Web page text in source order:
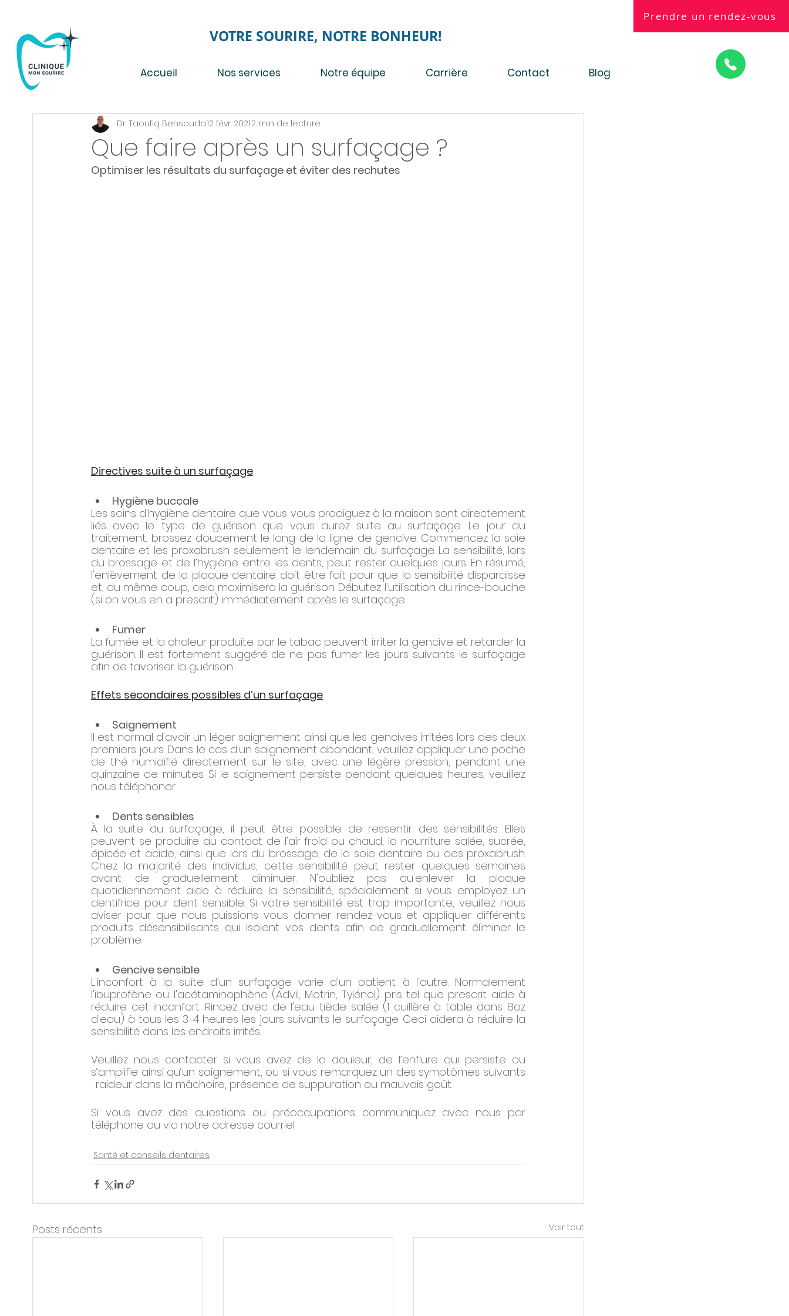
Prendre un rendez-vous
VOTRE SOURIRE, NOTRE BONHEUR!
Accueil Nos services Notre équipe Carrière Contact Blog
Que faire après un surfaçage ?
Dr. Taoufiq Bensouda12 févr. 20212 min de lecture
Optimiser les résultats du surfaçage et éviter des rechutes
Directives suite à un surfaçage
Hygiène buccale
Les soins d'hygiène dentaire que vous vous prodiguez à la maison sont directement
liés avec le type de guérison que vous aurez suite au surfaçage. Le jour du
traitement, brossez doucement le long de la ligne de gencive. Commencez la soie
dentaire et les proxabrush seulement le lendemain du surfaçage. La sensibilité, lors
du brossage et de l’hygiène entre les dents, peut rester quelques jours. En résumé,
l'enlèvement de la plaque dentaire doit être fait pour que la sensibilité disparaisse
et, du même coup, cela maximisera la guérison. Débutez l'utilisation du rince-bouche
(si on vous en a prescrit) immédiatement après le surfaçage.
Fumer
La fumée et la chaleur produite par le tabac peuvent irriter la gencive et retarder la
guérison. Il est fortement suggéré de ne pas fumer les jours suivants le surfaçage
afin de favoriser la guérison.
Effets secondaires possibles d’un surfaçage
Saignement
Il est normal d'avoir un léger saignement ainsi que les gencives irritées lors des deux
premiers jours. Dans le cas d'un saignement abondant, veuillez appliquer une poche
de thé humidifié directement sur le site, avec une légère pression, pendant une
quinzaine de minutes. Si le saignement persiste pendant quelques heures, veuillez
nous téléphoner.
Dents sensibles
À la suite du surfaçage, il peut être possible de ressentir des sensibilités. Elles
peuvent se produire au contact de l'air froid ou chaud, la nourriture salée, sucrée,
épicée et acide, ainsi que lors du brossage, de la soie dentaire ou des proxabrush.
Chez la majorité des individus, cette sensibilité peut rester quelques semaines
avant de graduellement diminuer. N'oubliez pas qu'enlever la plaque
quotidiennement aide à réduire la sensibilité, spécialement si vous employez un
dentifrice pour dent sensible. Si votre sensibilité est trop importante, veuillez nous
aviser pour que nous puissions vous donner rendez-vous et appliquer différents
produits désensibilisants qui isolent vos dents afin de graduellement éliminer le
problème.
Gencive sensible
L'inconfort à la suite d'un surfaçage varie d'un patient à l'autre. Normalement
l'ibuprofène ou l'acétaminophène (Advil, Motrin, Tylénol) pris tel que prescrit aide à
réduire cet inconfort. Rincez avec de l'eau tiède salée (1 cuillère à table dans 8oz
d'eau) à tous les 3-4 heures les jours suivants le surfaçage. Ceci aidera à réduire la
sensibilité dans les endroits irrités.
Veuillez nous contacter si vous avez de la douleur, de l’enflure qui persiste ou
s’amplifie ainsi qu’un saignement, ou si vous remarquez un des symptômes suivants
: raideur dans la mâchoire, présence de suppuration ou mauvais goût.
Si vous avez des questions ou préoccupations communiquez avec nous par
téléphone ou via notre adresse courriel.
Santé et conseils dentaires
Posts récents Voir tout